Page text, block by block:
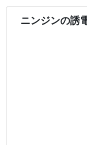
ニンジンの誘